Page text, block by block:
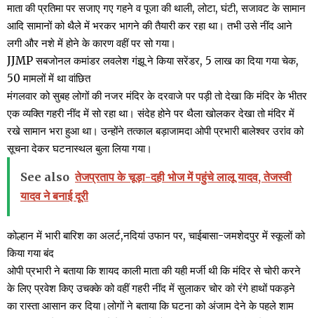
माता की प्रतिमा पर सजाए गए गहने व पूजा की थाली, लोटा, घंटी, सजावट के सामान
आदि सामानों को थैले में भरकर भागने की तैयारी कर रहा था। तभी उसे नींद आने
लगी और नशे में होने के कारण वहीं पर सो गया।
JJMP सबजोनल कमांडर लवलेश गंझू ने किया सरेंडर, 5 लाख का दिया गया चेक,
50 मामलों में था वांछित
मंगलवार को सुबह लोगों की नजर मंदिर के दरवाजे पर पड़ी तो देखा कि मंदिर के भीतर
एक व्यक्ति गहरी नींद में सो रहा था। संदेह होने पर थैला खोलकर देखा तो मंदिर में
रखे सामान भरा हुआ था। उन्होंने तत्काल बड़ाजामदा ओपी प्रभारी बालेश्वर उरांव को
सूचना देकर घटनास्थल बुला लिया गया।
See also तेजप्रताप के चूड़ा-दही भोज में पहुंचे लालू यादव, तेजस्वी
यादव ने बनाई दूरी
कोल्हान में भारी बारिश का अलर्ट,नदियां उफान पर, चाईबासा-जमशेदपुर में स्कूलों को
किया गया बंद
ओपी प्रभारी ने बताया कि शायद काली माता की यही मर्जी थी कि मंदिर से चोरी करने
के लिए प्रवेश किए उचक्के को वहीं गहरी नींद में सुलाकर चोर को रंगे हाथों पकड़ने
का रास्ता आसान कर दिया।लोगों ने बताया कि घटना को अंजाम देने के पहले शाम